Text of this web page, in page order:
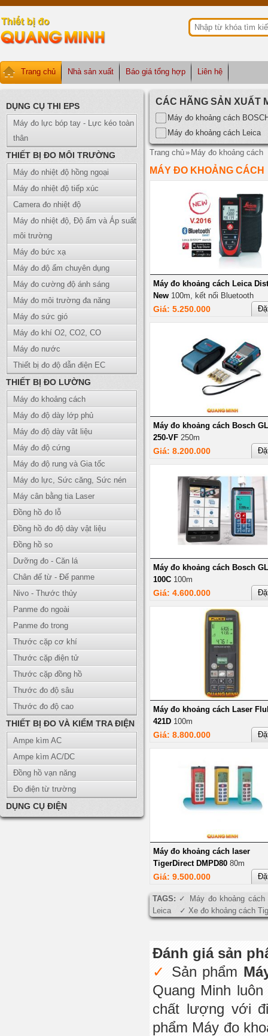
Trang chủ Nhà sản xuất Báo giá tổng hợp Liên hệ
DỤNG CỤ THI EPS
Máy đo lực bóp tay - Lực kéo toàn
thân
THIẾT BỊ ĐO MÔI TRƯỜNG
Máy đo nhiệt độ hồng ngoại
Máy đo nhiệt độ tiếp xúc
Camera đo nhiệt độ
Máy đo nhiệt độ, Độ ẩm và Áp suất
môi trường
Máy đo bức xạ
Máy đo độ ẩm chuyên dụng
Máy đo cường độ ánh sáng
Máy đo môi trường đa năng
Máy đo sức gió
Máy đo khí O2, CO2, CO
Máy đo nước
Thiết bị đo độ dẫn điện EC
THIẾT BỊ ĐO LƯỜNG
Máy đo khoảng cách
Máy đo độ dày lớp phủ
Máy đo độ dày vât liệu
Máy đo độ cứng
Máy đo độ rung và Gia tốc
Máy đo lực, Sức căng, Sức nén
Máy cân bằng tia Laser
Đồng hồ đo lỗ
Đồng hồ đo độ dày vật liệu
Đồng hồ so
Dưỡng đo - Căn lá
Chân đế từ - Đế panme
Nivo - Thước thủy
Panme đo ngoài
Panme đo trong
Thước cặp cơ khí
Thước cặp điện tử
Thước cặp đồng hồ
Thước đo độ sâu
Thước đo độ cao
THIẾT BỊ ĐO VÀ KIỂM TRA ĐIỆN
Ampe kìm AC
Ampe kìm AC/DC
Đồng hồ vạn năng
Đo điện từ trường
DỤNG CỤ ĐIỆN
CÁC HÃNG SẢN XUẤT
Máy đo khoảng cách
Máy đo khoảng cách Leica
Trang chủ» Máy đo khoảng cách
MÁY ĐO KHOẢNG CÁCH
Máy đo khoảng cách Leica
New 100m, kết nối Bluetooth
Giá: 5.250.000
Máy đo khoảng cách Bosch
250-VF 250m
Giá: 8.200.000
Máy đo khoảng cách Bosch
100C 100m
Giá: 4.600.000
Máy đo khoảng cách Laser
421D 100m
Giá: 8.800.000
Máy đo khoảng cách laser
TigerDirect DMPD80 80m
Giá: 9.500.000
TAGS:
Máy đo khoảng cách
Leica
Xe đo khoảng cách
Đánh giá sản
Sản phẩm
Quang Minh
chất lượng với
phẩm Máy đo